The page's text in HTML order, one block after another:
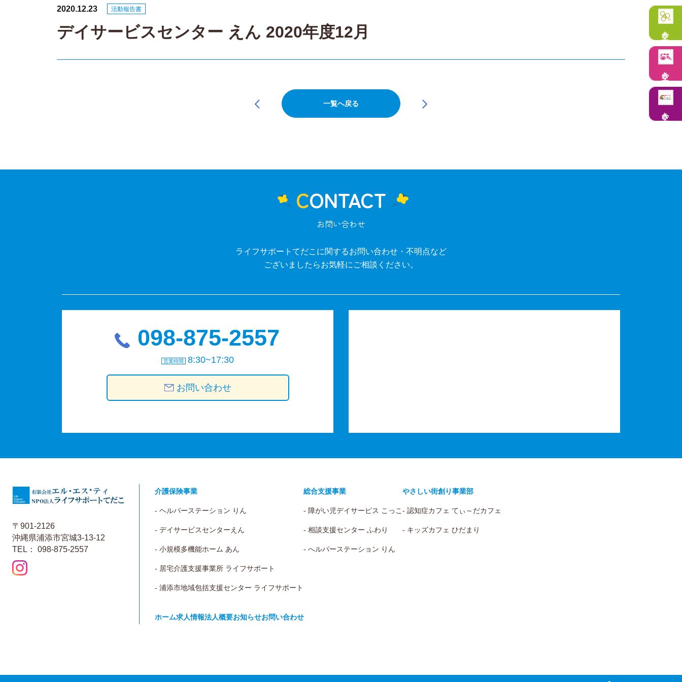
空き状況
空き状況
空き状況
デイサービスセンター えん 2020年度12月
2020.12.23 活動報告書
一覧へ戻る
CONTACT
お問い合わせ
ライフサポートてだこに関するお問い合わせ・不明点など
ございましたらお気軽にご相談ください。
098-875-2557
営業時間 8:30~17:30
お問い合わせ
〒901-2126
沖縄県浦添市宮城3-13-12
TEL： 098-875-2557
介護保険事業
- ヘルパーステーション りん
- デイサービスセンターえん
- 小規模多機能ホーム あん
- 居宅介護支援事業所 ライフサポート
- 浦添市地域包括支援センター ライフサポート
総合支援事業
- 障がい児デイサービス こっこ
- 相談支援センター ふわり
- へルパーステーション りん
やさしい街創り事業部
- 認知症カフェ てぃ～だカフェ
- キッズカフェ ひだまり
ホーム求人情報法人概要お知らせお問い合わせ